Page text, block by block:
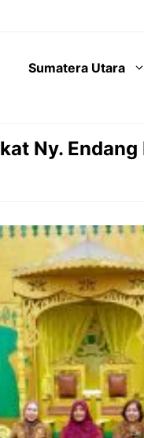
Sumatera Utara
Ny.